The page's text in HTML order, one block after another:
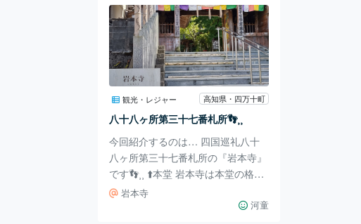
観光・レジャー 高知県・四万十町
八十八ヶ所第三十七番札所👣⸒⸒
今回紹介するのは… 四国巡礼八十
八ヶ所第三十七番札所の『岩本寺』
です👣⸒⸒ ⬆️本堂 岩本寺は本堂の格天
井画が有名です✨ 昭和53年に、全
国から公募した花鳥風月から人間曼
岩本寺
河童